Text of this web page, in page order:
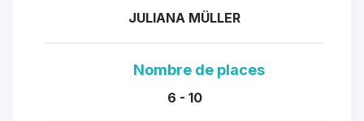
JULIANA MÜLLER
Nombre de places
6 - 10